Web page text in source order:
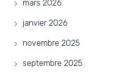
mars 2026
janvier 2026
novembre 2025
septembre 2025